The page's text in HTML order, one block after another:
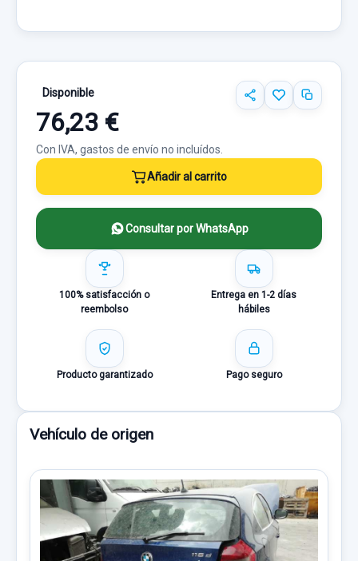
Disponible
76,23 €
Con IVA, gastos de envío no incluídos.
Añadir al carrito
Consultar por WhatsApp
100% satisfacción o
reembolso
Entrega en 1-2 días
hábiles
Producto garantizado Pago seguro
Vehículo de origen